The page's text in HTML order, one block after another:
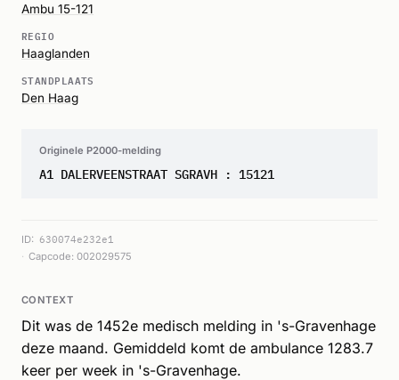
Ambu 15-121
REGIO
Haaglanden
STANDPLAATS
Den Haag
Originele P2000-melding
A1 DALERVEENSTRAAT SGRAVH : 15121
ID: 630074e232e1
Capcode: 002029575
CONTEXT
Dit was de 1452e medisch melding in 's-Gravenhage
deze maand. Gemiddeld komt de ambulance 1283.7
keer per week in 's-Gravenhage.